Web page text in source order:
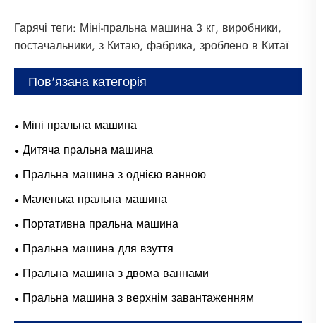
Гарячі теги: Міні-пральна машина 3 кг, виробники,
постачальники, з Китаю, фабрика, зроблено в Китаї
Пов'язана категорія
Міні пральна машина
Дитяча пральна машина
Пральна машина з однією ванною
Маленька пральна машина
Портативна пральна машина
Пральна машина для взуття
Пральна машина з двома ваннами
Пральна машина з верхнім завантаженням